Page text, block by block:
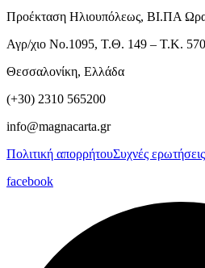
Προέκταση Ηλιουπόλεως, ΒΙ.ΠΑ
Αγρ/χιο Νο.1095, Τ.Θ. 149 – Τ.Κ.
Θεσσαλονίκη, Ελλάδα
(+30) 2310 565200
info@magnacarta.gr
Πολιτική απορρήτουΣυχνές ερωτήσεις
facebook